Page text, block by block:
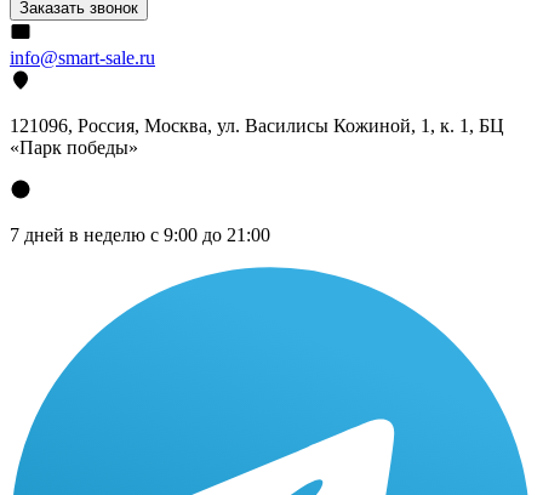
Заказать звонок
info@smart-sale.ru
121096, Россия, Москва, ул. Василисы Кожиной, 1, к. 1, БЦ
«Парк победы»
7 дней в неделю с 9:00 до 21:00